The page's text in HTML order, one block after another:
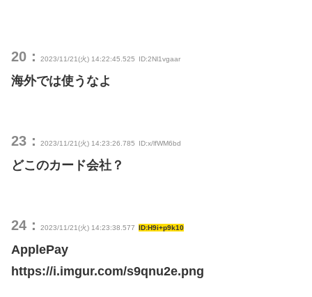
20： 2023/11/21(火) 14:22:45.525 ID:2Nl1vgaar
海外では使うなよ
23： 2023/11/21(火) 14:23:26.785 ID:x/lfWM6bd
どこのカード会社？
24： 2023/11/21(火) 14:23:38.577 ID:H9i+p9k10
ApplePay
https://i.imgur.com/s9qnu2e.png